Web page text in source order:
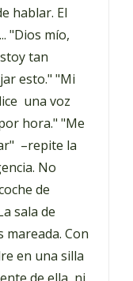
hablar. El
"Dios mío,
tan
esto." "Mi
una voz
hora." "Me
–repite la
No
de
sala de
mareada. Con
en una silla
de ella, ni